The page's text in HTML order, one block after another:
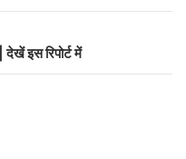
इस रिपोर्ट में